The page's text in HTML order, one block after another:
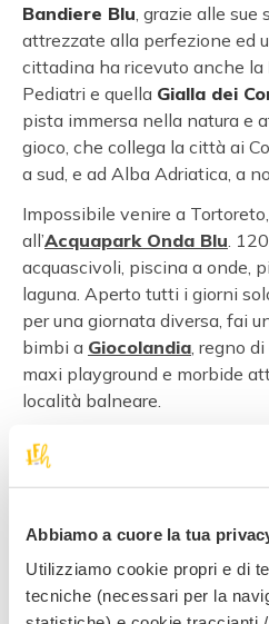
Abbiamo a cuore la tua
Utilizziamo cookie propri e di
tecniche (necessari per la
Bandiere Blu , grazie alle
attrezzate alla perfezione ed
cittadina ha ricevuto anche la
Pediatri e quella Gialla dei
pista immersa nella natura e
gioco, che collega la città ai
a sud, e ad Alba Adriatica, a
Impossibile venire a
all’Acquapark Onda Blu .
acquascivoli, piscina a onde,
laguna. Aperto tutti i giorni
per una giornata diversa, fai
bimbi a Giocolandia , regno
maxi playground e morbide
località balneare.